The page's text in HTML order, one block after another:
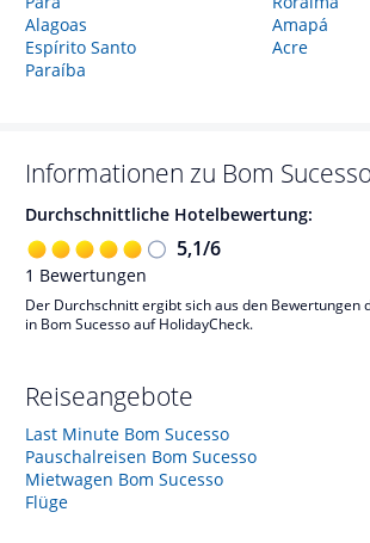
Alagoas
Espírito Santo
Paraíba
Amapá
Acre
Informationen zu Bom Sucesso
Durchschnittliche Hotelbewertung:
5,1/6
1 Bewertungen
Der Durchschnitt ergibt sich aus den Bewertungen
in Bom Sucesso auf HolidayCheck.
Reiseangebote
Last Minute Bom Sucesso
Pauschalreisen Bom Sucesso
Mietwagen Bom Sucesso
Flüge